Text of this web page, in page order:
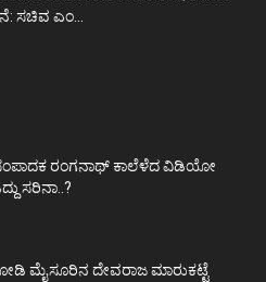
ಸಚಿವ ಎಂ...
ರಂಗನಾಥ್ ಕಾಲೆಳೆದ ವಿಡಿಯೋ
ಸರಿನಾ..?
ಮೈಸೂರಿನ ದೇವರಾಜ ಮಾರುಕಟ್ಟೆ